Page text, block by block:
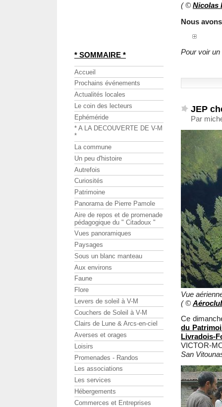
( © Nicolas
Nous
Pour voir
JEP
Par
Vue
( ©
Ce
du
Livradois-
VICTOR-
San
* SOMMAIRE *
Accueil
Prochains événements
Actualités locales
Le coin des lecteurs
Ephéméride
* A LA DECOUVERTE DE V-M
*
La commune
Un peu d'histoire
Autrefois
Curiosités
Patrimoine
Panorama de Pierre Pamole
Aire de repos et de promenade
pédagogique du " Citadoux "
Vues panoramiques
Paysages
Sous un blanc manteau
Aux environs
Faune
Flore
Levers de soleil à V-M
Couchers de Soleil à V-M
Clairs de Lune & Arcs-en-ciel
Averses et orages
Loisirs
Promenades - Randos
Les associations
Les services
Hébergements
Commerces et Entreprises